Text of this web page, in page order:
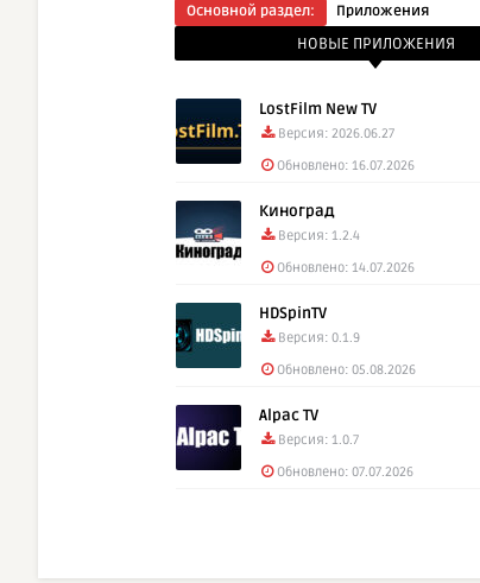
Основной раздел:
Приложения
НОВЫЕ ПРИЛОЖЕНИЯ
LostFilm New TV
Версия: 2026.06.27
Обновлено: 16.07.2026
Киноград
Версия: 1.2.4
Обновлено: 14.07.2026
HDSpinTV
Версия: 0.1.9
Обновлено: 05.08.2026
Alpac TV
Версия: 1.0.7
Обновлено: 07.07.2026